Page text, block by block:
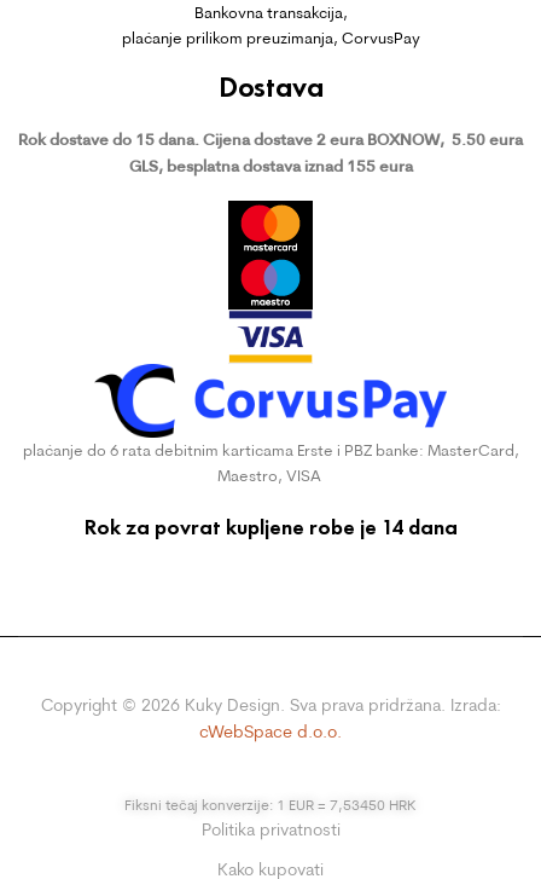
Bankovna transakcija,
plaćanje prilikom preuzimanja, CorvusPay
Dostava
Rok dostave do 15 dana. Cijena dostave 2 eura BOXNOW, 5.50 eura
GLS, besplatna dostava iznad 155 eura
plaćanje do 6 rata debitnim karticama Erste i PBZ banke: MasterCard,
Maestro, VISA
Rok za povrat kupljene robe je 14 dana
Copyright © 2026Kuky Design. Sva prava pridržana. Izrada:
cWebSpace d.o.o.
Fiksni tečaj konverzije: 1 EUR = 7,53450 HRK
Politika privatnosti
Kako kupovati